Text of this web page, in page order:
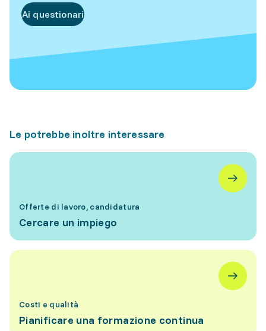
Ai questionari
Le potrebbe inoltre interessare
Offerte di lavoro, candidatura
Cercare un impiego
Costi e qualità
Pianificare una formazione continua